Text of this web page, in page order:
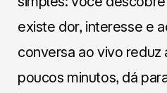
existe dor, interesse e
conversa ao vivo reduz
poucos minutos, dá